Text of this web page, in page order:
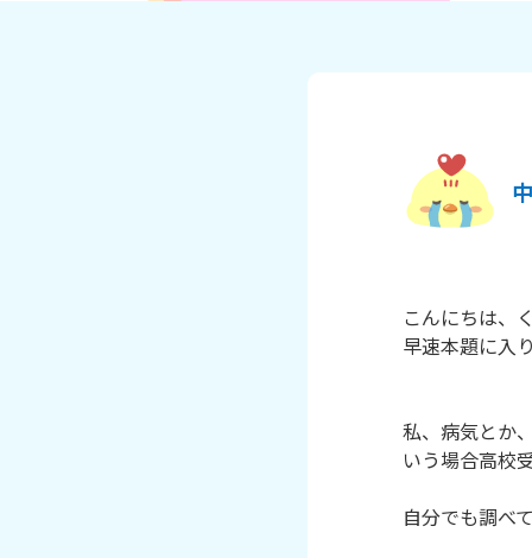
こんにちは、
早速本題に入
私、病気とか
いう場合高校
自分でも調べ